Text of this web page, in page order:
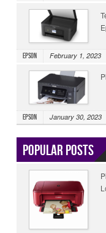
Epson February 1, 2023
Epson January 30, 2023
Popular Posts